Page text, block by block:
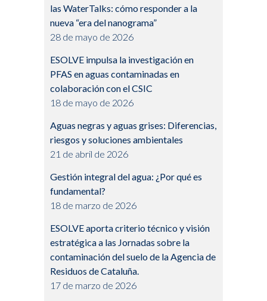
las WaterTalks: cómo responder a la
nueva “era del nanograma”
28 de mayo de 2026
ESOLVE impulsa la investigación en
PFAS en aguas contaminadas en
colaboración con el CSIC
18 de mayo de 2026
Aguas negras y aguas grises: Diferencias,
riesgos y soluciones ambientales
21 de abril de 2026
Gestión integral del agua: ¿Por qué es
fundamental?
18 de marzo de 2026
ESOLVE aporta criterio técnico y visión
estratégica a las Jornadas sobre la
contaminación del suelo de la Agencia de
Residuos de Cataluña.
17 de marzo de 2026